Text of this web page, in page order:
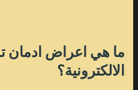
ما هي اعراض ادمان
الالكترونية؟